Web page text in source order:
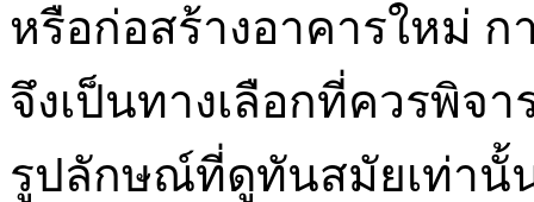
หรือก่อสร้างอาคารใหม่
จึงเป็นทางเลือกที่ควรพิจ
รูปลักษณ์ที่ดูทันสมัยเท่านั้